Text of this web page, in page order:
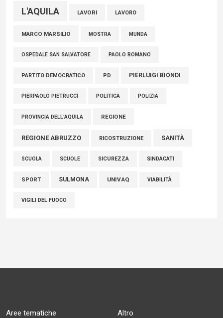
L'AQUILA LAVORI LAVORO
MARCO MARSILIO MOSTRA MUNDA
OSPEDALE SAN SALVATORE PAOLO ROMANO
PARTITO DEMOCRATICO PD PIERLUIGI BIONDI
PIERPAOLO PIETRUCCI POLITICA POLIZIA
PROVINCIA DELL'AQUILA REGIONE
REGIONE ABRUZZO RICOSTRUZIONE SANITÀ
SCUOLA SCUOLE SICUREZZA SINDACATI
SPORT SULMONA UNIVAQ VIABILITÀ
VIGILI DEL FUOCO
Aree tematiche Altro